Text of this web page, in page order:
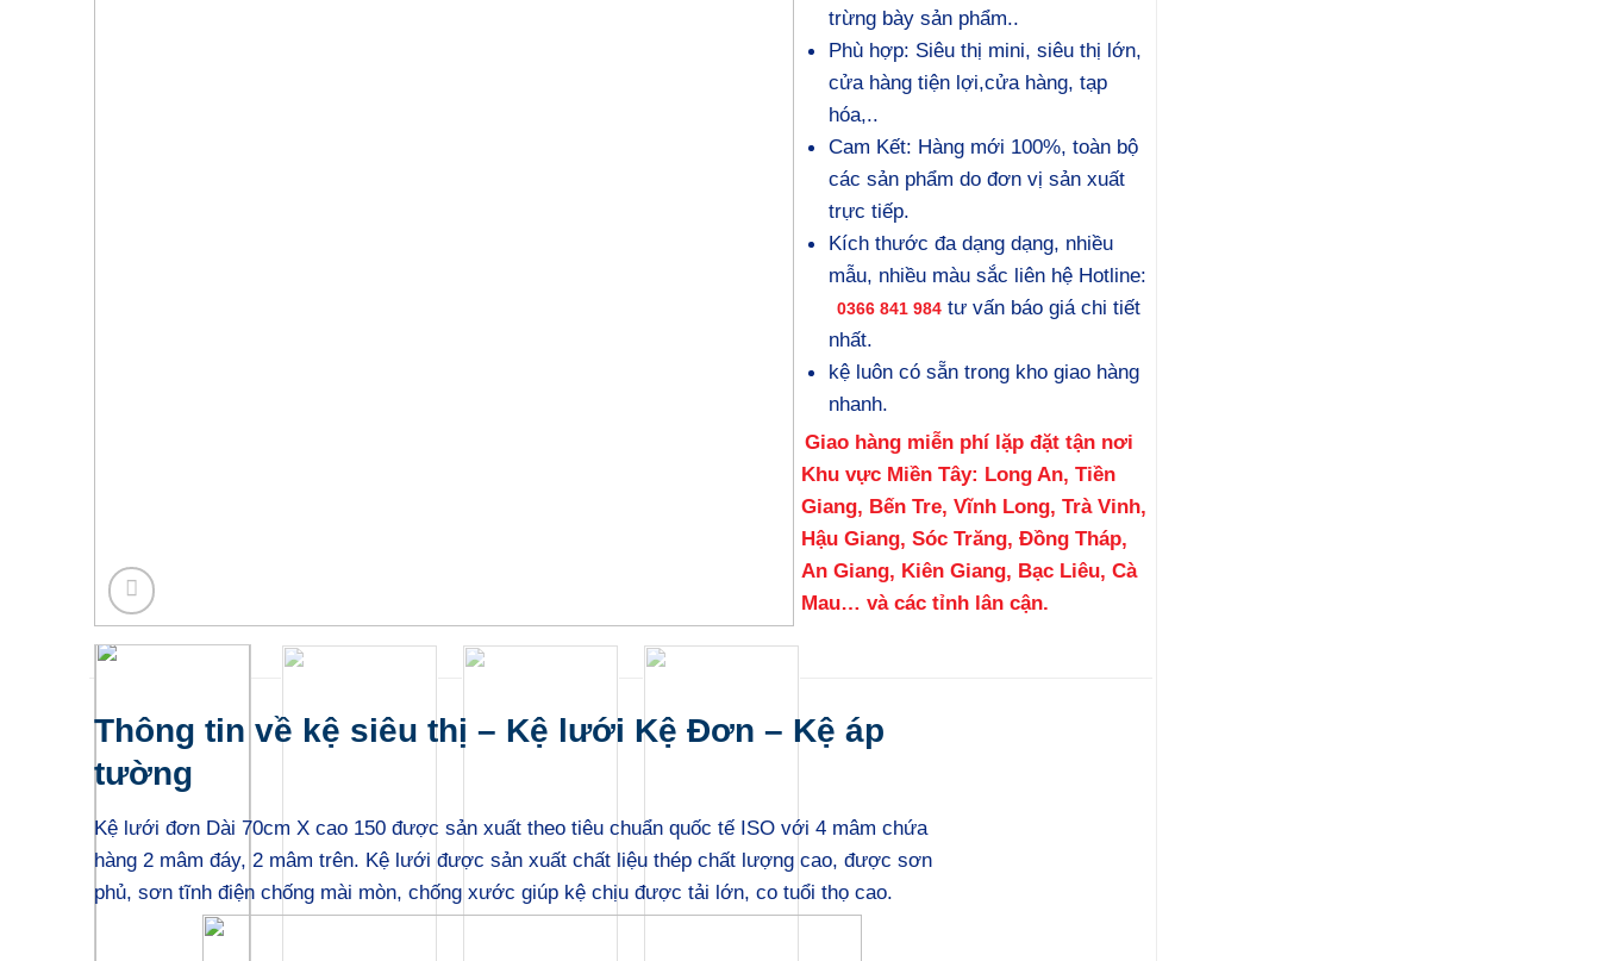
trừng bày sản phẩm..
Phù hợp: Siêu thị mini, siêu thị lớn,
cửa hàng tiện lợi,cửa hàng, tạp
hóa,..
Cam Kết: Hàng mới 100%, toàn bộ
các sản phẩm do đơn vị sản xuất
trực tiếp.
Kích thước đa dạng dạng, nhiều
mẫu, nhiều màu sắc liên hệ Hotline:
0366 841 984tư vấn báo giá chi tiết
nhất.
kệ luôn có sẵn trong kho giao hàng
nhanh.
Giao hàng miễn phí lặp đặt tận nơi
Khu vực Miền Tây: Long An, Tiền
Giang, Bến Tre, Vĩnh Long, Trà Vinh,
Hậu Giang, Sóc Trăng, Đồng Tháp,
An Giang, Kiên Giang, Bạc Liêu, Cà
Mau… và các tỉnh lân cận.
Thông tin về kệ siêu thị – Kệ lưới Kệ Đơn – Kệ áp
tường
Kệ lưới đơn Dài 70cm X cao 150 được sản xuất theo tiêu chuẩn quốc tế ISO với 4 mâm chứa
hàng 2 mâm đáy, 2 mâm trên. Kệ lưới được sản xuất chất liệu thép chất lượng cao, được sơn
phủ, sơn tĩnh điện chống mài mòn, chống xước giúp kệ chịu được tải lớn, co tuổi thọ cao.